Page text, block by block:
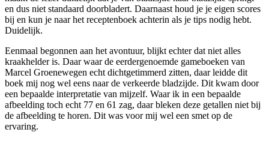
en dus niet standaard doorbladert. Daarnaast houd je je eigen scores
bij en kun je naar het receptenboek achterin als je tips nodig hebt.
Duidelijk.
Eenmaal begonnen aan het avontuur, blijkt echter dat niet alles
kraakhelder is. Daar waar de eerdergenoemde gameboeken van
Marcel Groenewegen echt dichtgetimmerd zitten, daar leidde dit
boek mij nog wel eens naar de verkeerde bladzijde. Dit kwam door
een bepaalde interpretatie van mijzelf. Waar ik in een bepaalde
afbeelding toch echt 77 en 61 zag, daar bleken deze getallen niet bij
de afbeelding te horen. Dit was voor mij wel een smet op de
ervaring.